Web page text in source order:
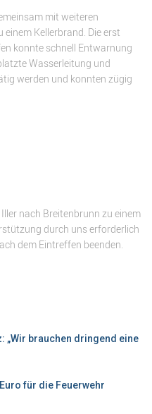
mit weiteren
Kellerbrand. Die erst
konnte schnell Entwarnung
Wasserleitung und
werden und konnten zügig
nach Breitenbrunn zu einem
durch uns erforderlich
dem Eintreffen beenden.
„Wir brauchen dringend eine
für die Feuerwehr